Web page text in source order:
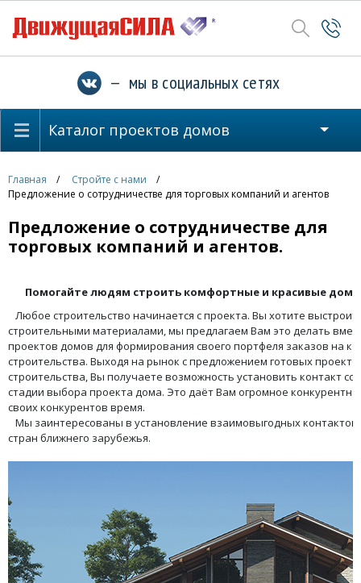
— мы в социальных сетях
Каталог проектов домов
Главная
Стройте с нами
Предложение о сотрудничестве для торговых компаний и агентов
Предложение о сотрудничестве для
торговых компаний и агентов.
Помогайте людям строить комфортные и красивые
Любое строительство начинается с проекта. Вы хотите
строительными материалами, мы предлагаем Вам это делать
проектов домов для формирования своего портфеля заказов на
строительства. Выходя на рынок с предложением готовых
строительства, Вы получаете возможность установить контакт
стадии выбора проекта дома. Это даёт Вам огромное
своих конкурентов время.
Мы заинтересованы в установление взаимовыгодных
стран ближнего зарубежья.